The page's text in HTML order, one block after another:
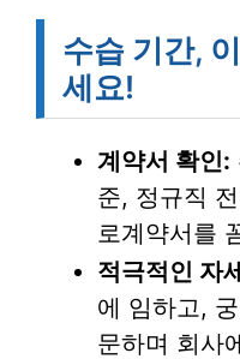
수습 기간,
세요!
계약서 확인:
준, 정규직
로계약서를
적극적인 자
에 임하고,
문하며 회사